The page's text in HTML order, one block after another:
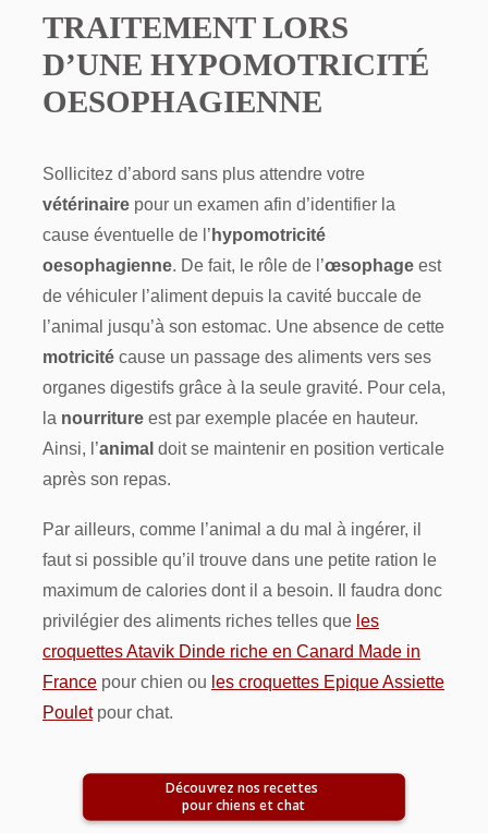
TRAITEMENT LORS
D’UNE HYPOMOTRICITÉ
OESOPHAGIENNE
Sollicitez d’abord sans plus attendre votre
vétérinaire pour un examen afin d’identifier la
cause éventuelle de l’ hypomotricité
oesophagienne. De fait, le rôle de l’œsophage est
de véhiculer l’aliment depuis la cavité buccale de
l’animal jusqu’à son estomac. Une absence de cette
motricité cause un passage des aliments vers ses
organes digestifs grâce à la seule gravité. Pour cela,
la nourriture est par exemple placée en hauteur.
Ainsi, l’animal doit se maintenir en position verticale
après son repas.
Par ailleurs, comme l’animal a du mal à ingérer, il
faut si possible qu’il trouve dans une petite ration le
maximum de calories dont il a besoin. Il faudra donc
privilégier des aliments riches telles que les
croquettes Atavik Dinde riche en Canard Made in
France pour chien ou les croquettes Epique Assiette
Pouletpour chat.
Découvrez nos recettes
pour chiens et chat